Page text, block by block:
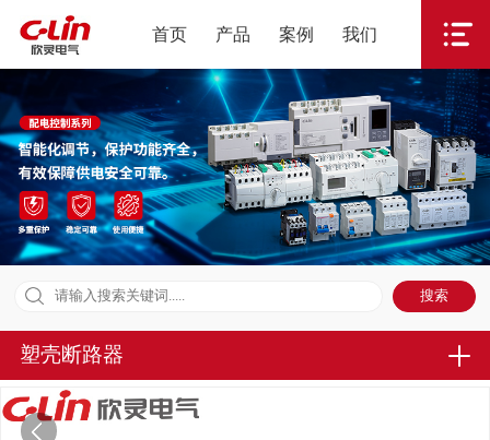
首页 产品 案例 我们
塑壳断路器